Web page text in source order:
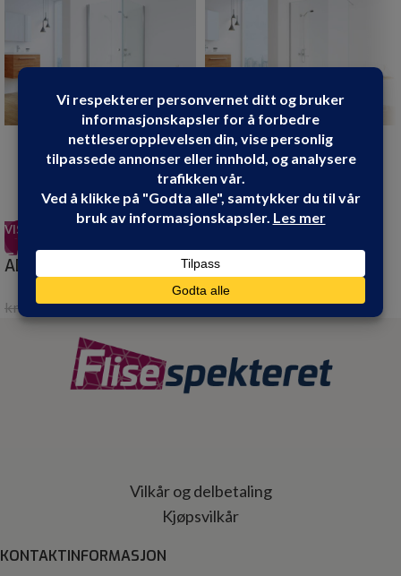
-7%
VIS PRODUKT
AD DUSJHJØRNE KROM
kr 2,899.00kr2,699.00
VIS PRODUKT
AD DUSJVEGG RETT
KROM 110X200
kr2,699.00kr2,499.00
Vilkår og delbetaling
Kjøpsvilkår
KONTAKTINFORMASJON